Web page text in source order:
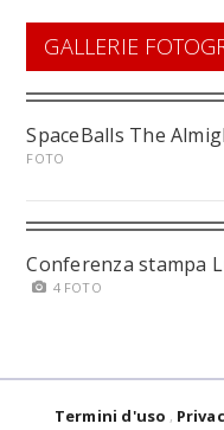
GALLERIE
SpaceBalls The
FOTO
Conferenza stampa
4 FOTO
Termini d'uso